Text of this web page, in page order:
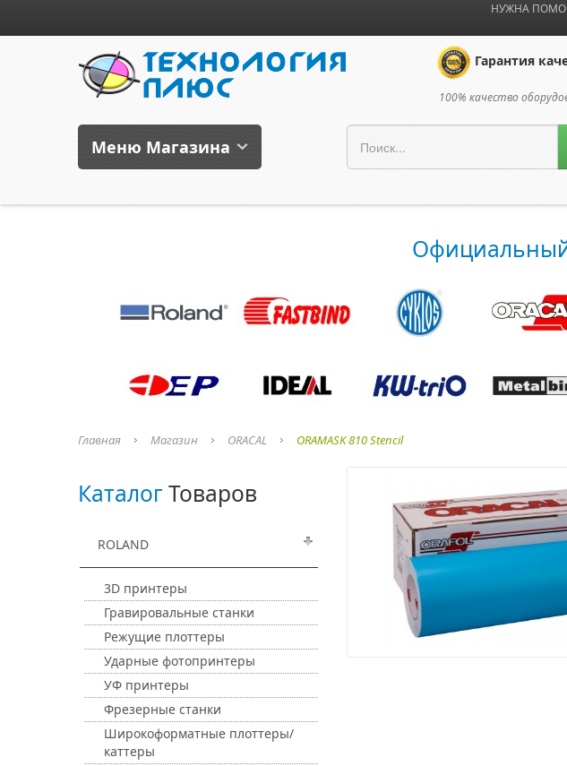
НУЖНА
Гарантия
100% качество
Меню Магазина
Главная Магазин ORACAL ORAMASK 810 Stencil
КаталогТоваров
ROLAND
3D принтеры
Гравировальные станки
Режущие плоттеры
Ударные фотопринтеры
УФ принтеры
Фрезерные станки
Широкоформатные плоттеры/
каттеры